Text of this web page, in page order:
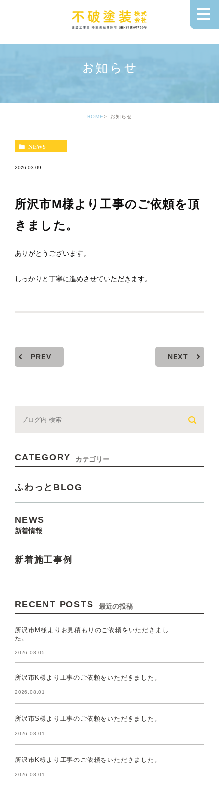
お知らせ
HOME お知らせ
NEWS
2026.03.09
所沢市M様より工事のご依頼を頂
きました。
ありがとうございます。
しっかりと丁寧に進めさせていただきます。
PREV NEXT
CATEGORY カテゴリー
ふわっとBLOG
NEWS
新着情報
新着施工事例
RECENT POSTS 最近の投稿
所沢市M様よりお見積もりのご依頼をいただきまし
た。
2026.08.05
所沢市K様より工事のご依頼をいただきました。
2026.08.01
所沢市S様より工事のご依頼をいただきました。
2026.08.01
所沢市K様より工事のご依頼をいただきました。
2026.08.01